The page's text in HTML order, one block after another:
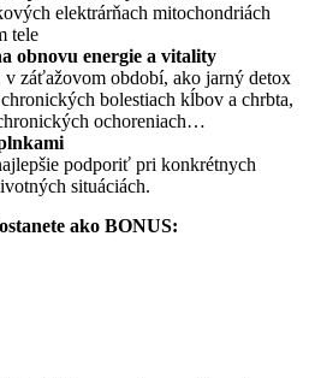
elektrárňach mitochondriách
tele
obnovu energie a vitality
v záťažovom období, ako jarný detox
bolestiach kĺbov a chrbta,
ochoreniach…
podporiť pri konkrétnych
situáciách.
ako BONUS: